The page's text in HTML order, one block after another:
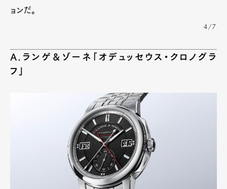
ョンだ。
4/7
A.ランゲ＆ゾーネ「オデュッセウス・クロノグラ
フ」